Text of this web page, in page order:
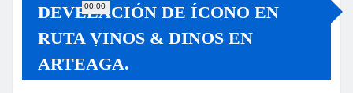
00:00
DEVELACIÓN DE ÍCONO EN
RUTA VINOS & DINOS EN
ARTEAGA.